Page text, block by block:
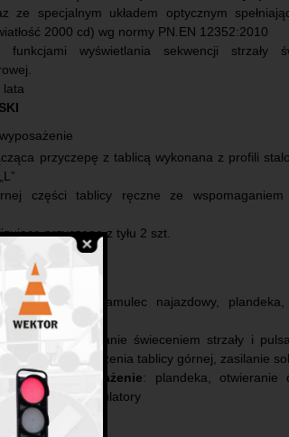
ze specjalnym układem optycznym
2000 cd) wg normy PN.EN 12352:2010
wyświetlania sekwencji strzały
lata
przyczepę z tablicą wykonana z profili
części tablicy ręczne ze wspomaganiem
przyczepę z tyłu 2 szt.
(za dopłatą)
zapasowe, hamulec najazdowy,
radiowe sterowanie świeceniem strzały i
napęd podnoszenia tablicy górnej, zasilanie
nośna i wyposażenie: plandeka, otwieranie
na dwa akumulatory